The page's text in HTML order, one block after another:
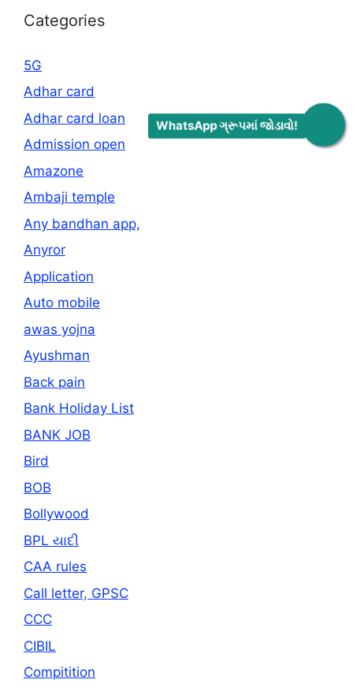
WhatsApp ગ્રૂપમાં જોડાવો!
Categories
5G
Adhar card
Adhar card loan
Admission open
Amazone
Ambaji temple
Any bandhan app,
Anyror
Application
Auto mobile
awas yojna
Ayushman
Back pain
Bank Holiday List
BANK JOB
Bird
BOB
Bollywood
BPL યાદી
CAA rules
Call letter, GPSC
CCC
CIBIL
Compitition